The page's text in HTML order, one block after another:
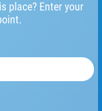
place? Enter your